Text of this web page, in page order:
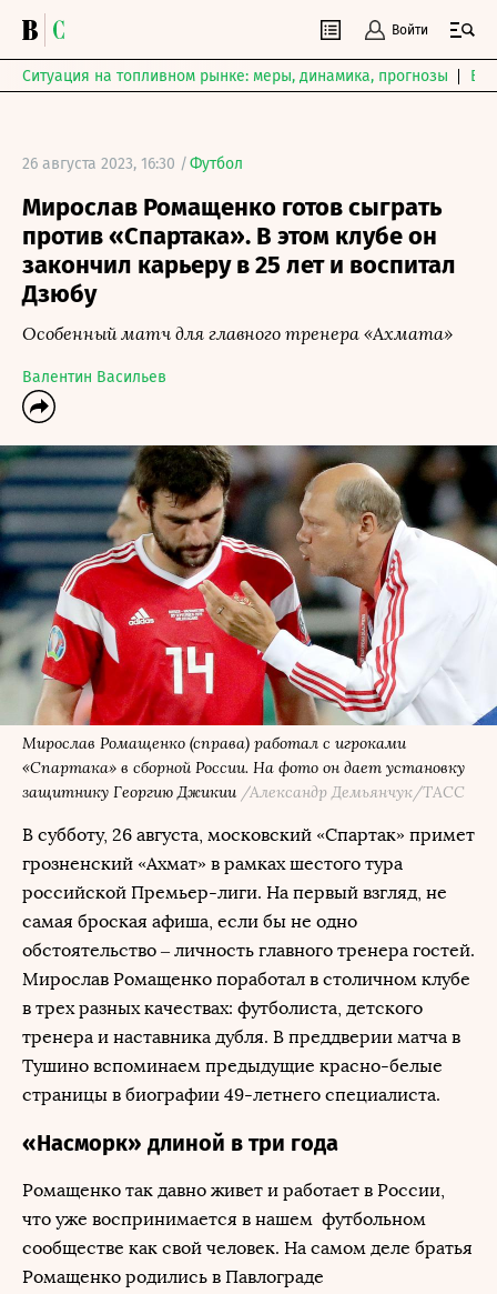
Войти
Ситуация на топливном рынке: меры, динамика, прогнозы
26 августа 2023, 16:30 /Футбол
Мирослав Ромащенко готов сыграть
против «Спартака». В этом клубе он
закончил карьеру в 25 лет и воспитал
Дзюбу
Особенный матч для главного тренера «Ахмата»
Валентин Васильев
Мирослав Ромащенко (справа) работал с игроками
«Спартака» в сборной России. На фото он дает установку
защитнику Георгию Джикии /Александр Демьянчук/ТАСС
В субботу, 26 августа, московский «Спартак» примет
грозненский «Ахмат» в рамках шестого тура
российской Премьер-лиги. На первый взгляд, не
самая броская афиша, если бы не одно
обстоятельство – личность главного тренера гостей.
Мирослав Ромащенко поработал в столичном клубе
в трех разных качествах: футболиста, детского
тренера и наставника дубля. В преддверии матча в
Тушино вспоминаем предыдущие красно-белые
страницы в биографии 49-летнего специалиста.
«Насморк» длиной в три года
Ромащенко так давно живет и работает в России,
что уже воспринимается в нашем футбольном
сообществе как свой человек. На самом деле братья
Ромащенко родились в Павлограде